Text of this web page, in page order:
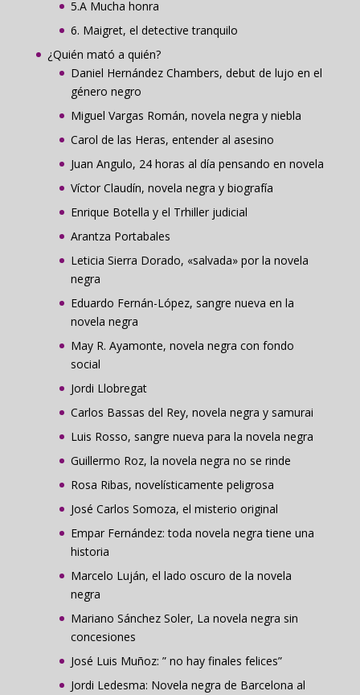
5.A Mucha honra
6. Maigret, el detective tranquilo
¿Quién mató a quién?
Daniel Hernández Chambers, debut de lujo en el
género negro
Miguel Vargas Román, novela negra y niebla
Carol de las Heras, entender al asesino
Juan Angulo, 24 horas al día pensando en novela
Víctor Claudín, novela negra y biografía
Enrique Botella y el Trhiller judicial
Arantza Portabales
Leticia Sierra Dorado, «salvada» por la novela
negra
Eduardo Fernán-López, sangre nueva en la
novela negra
May R. Ayamonte, novela negra con fondo
social
Jordi Llobregat
Carlos Bassas del Rey, novela negra y samurai
Luis Rosso, sangre nueva para la novela negra
Guillermo Roz, la novela negra no se rinde
Rosa Ribas, novelísticamente peligrosa
José Carlos Somoza, el misterio original
Empar Fernández: toda novela negra tiene una
historia
Marcelo Luján, el lado oscuro de la novela
negra
Mariano Sánchez Soler, La novela negra sin
concesiones
José Luis Muñoz: ” no hay finales felices”
Jordi Ledesma: Novela negra de Barcelona al